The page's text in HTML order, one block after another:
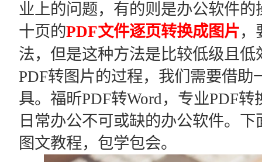
业上的问题，有的则是办公软件
十页的PDF文件逐页转换成图片，
法，但是这种方法是比较低级且
PDF转图片的过程，我们需要借
具。福昕PDF转Word，专业PDF
日常办公不可或缺的办公软件。
图文教程，包学包会。